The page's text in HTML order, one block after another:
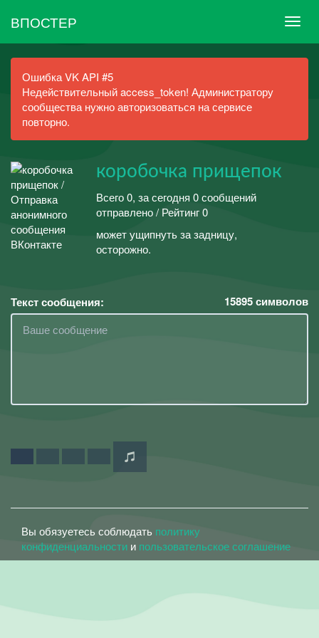
ВПОСТЕР
Ошибка VK API #5
Недействительный access_token! Администратору
сообщества нужно авторизоваться на сервисе
повторно.
коробочка прищепок
Всего 0, за сегодня 0 сообщений
отправлено / Рейтинг 0
может ущипнуть за задницу,
осторожно.
Текст сообщения: 15895символов
Вы обязуетесь соблюдать политику
конфиденциальности и пользовательское соглашение